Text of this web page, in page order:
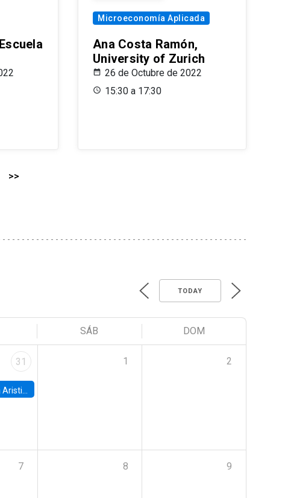
Microeconomía Aplicada
Ana Costa Ramón,
University of Zurich
26 de Octubre de 2022
15:30 a 17:30
>>
TODAY
SÁB DOM
31
FED Board
1 2
7 8 9